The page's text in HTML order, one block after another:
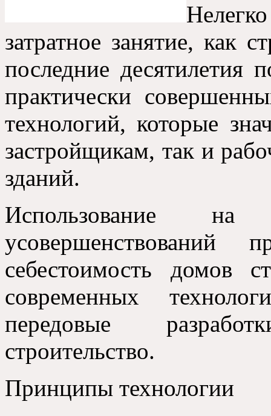
затратное занятие, как
последние десятилетия
практически
технологий,которые
застройщикам, так и
зданий.
Использование на
себестоимость домов
современных
передовые
строительство.
Принципы технологии